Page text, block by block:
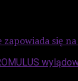
się